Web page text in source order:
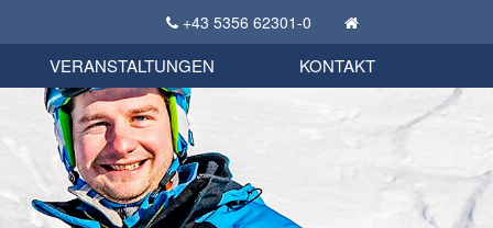
+43 5356 62301-0
KSC Sportgeschichte
Bekleidungsshop
VERANSTALTUNGEN KONTAKT